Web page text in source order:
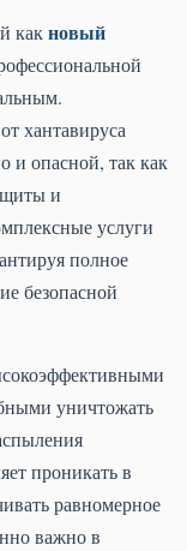
какновый
хантавируса
и опасной, так как
и
услуги
полное
безопасной
уничтожать
проникать в
равномерное
важно в